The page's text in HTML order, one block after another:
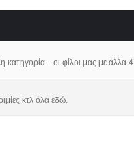
κατηγορία ...οι φίλοι μας με άλλα
κτλ όλα εδώ.